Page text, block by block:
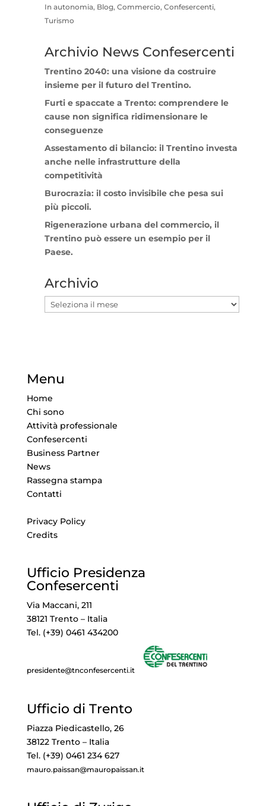
In autonomia, Blog, Commercio, Confesercenti,
Turismo
Archivio News Confesercenti
Trentino 2040: una visione da costruire
insieme per il futuro del Trentino.
Furti e spaccate a Trento: comprendere le
cause non significa ridimensionare le
conseguenze
Assestamento di bilancio: il Trentino investa
anche nelle infrastrutture della
competitività
Burocrazia: il costo invisibile che pesa sui
più piccoli.
Rigenerazione urbana del commercio, il
Trentino può essere un esempio per il
Paese.
Archivio
Archivio
Menu
Home
Chi sono
Attività professionale
Confesercenti
Business Partner
News
Rassegna stampa
Contatti
Privacy Policy
Credits
Ufficio Presidenza
Confesercenti
Via Maccani, 211
38121 Trento – Italia
Tel. (+39) 0461 434200
presidente@tnconfesercenti.it
Ufficio di Trento
Piazza Piedicastello, 26
38122 Trento – Italia
Tel. (+39) 0461 234 627
mauro.paissan@mauropaissan.it